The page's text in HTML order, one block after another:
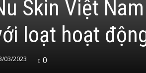
Skin Việt
loạt hoạt
03/2023 0